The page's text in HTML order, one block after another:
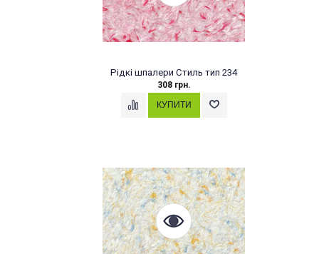
Рідкі шпалери Стиль тип 234
308 грн.